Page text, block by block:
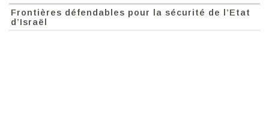
Frontières défendables pour la sécurité de l’Etat
d’Israël